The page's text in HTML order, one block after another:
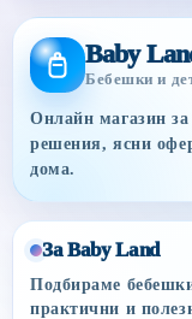
Baby
Бебешки и
Онлайн магазин
решения, ясни
дома.
За Baby Land
Подбираме
практични и